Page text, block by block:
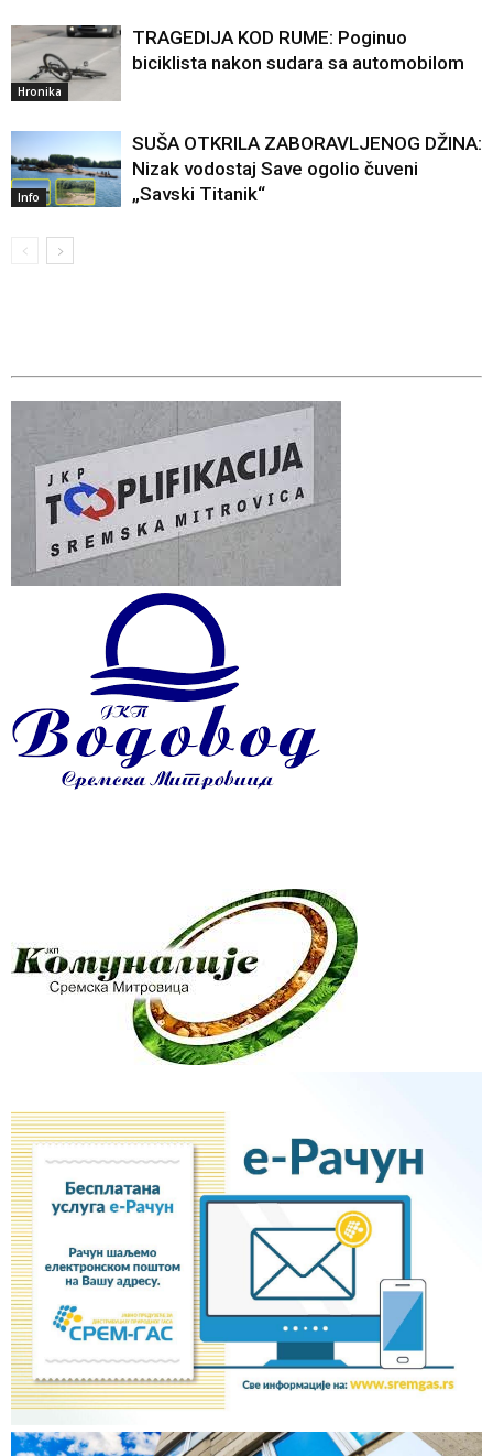
Hronika
TRAGEDIJA KOD RUME: Poginuo
biciklista nakon sudara sa automobilom
Info
SUŠA OTKRILA ZABORAVLJENOG DŽINA:
Nizak vodostaj Save ogolio čuveni
„Savski Titanik“